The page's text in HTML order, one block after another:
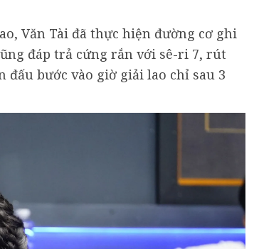
Văn Tài đã thực hiện đường cơ ghi
đáp trả cứng rắn với sê-ri 7, rút
đấu bước vào giờ giải lao chỉ sau 3